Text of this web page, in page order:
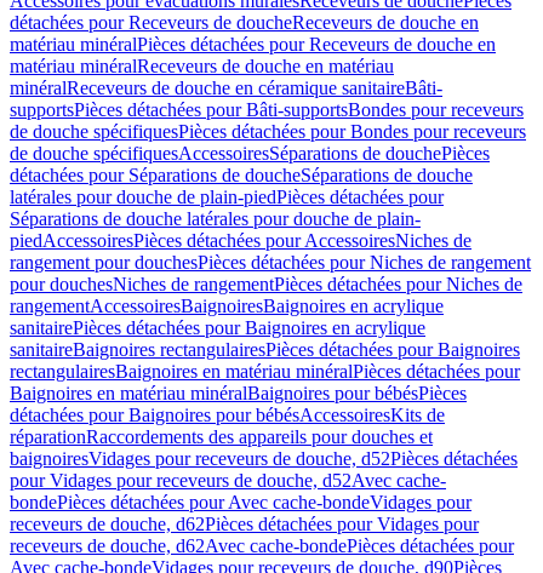
détachées pour Receveurs de doucheReceveurs de douche en
matériau minéralPièces détachées pour Receveurs de douche en
matériau minéralReceveurs de douche en matériau
minéralReceveurs de douche en céramique sanitaireBâti-
supportsPièces détachées pour Bâti-supportsBondes pour receveurs
de douche spécifiquesPièces détachées pour Bondes pour receveurs
de douche spécifiquesAccessoiresSéparations de douchePièces
détachées pour Séparations de doucheSéparations de douche
latérales pour douche de plain-piedPièces détachées pour
Séparations de douche latérales pour douche de plain-
piedAccessoiresPièces détachées pour AccessoiresNiches de
rangement pour douchesPièces détachées pour Niches de rangement
pour douchesNiches de rangementPièces détachées pour Niches de
rangementAccessoiresBaignoiresBaignoires en acrylique
sanitairePièces détachées pour Baignoires en acrylique
sanitaireBaignoires rectangulairesPièces détachées pour Baignoires
rectangulairesBaignoires en matériau minéralPièces détachées pour
Baignoires en matériau minéralBaignoires pour bébésPièces
détachées pour Baignoires pour bébésAccessoiresKits de
réparationRaccordements des appareils pour douches et
baignoiresVidages pour receveurs de douche, d52Pièces détachées
pour Vidages pour receveurs de douche, d52Avec cache-
bondePièces détachées pour Avec cache-bondeVidages pour
receveurs de douche, d62Pièces détachées pour Vidages pour
receveurs de douche, d62Avec cache-bondePièces détachées pour
Avec cache-bondeVidages pour receveurs de douche, d90Pièces